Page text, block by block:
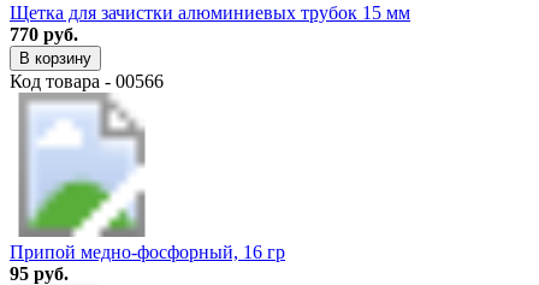
Щетка для зачистки алюминиевых трубок 15 мм
770 руб.
В корзину
Код товара - 00566
Припой медно-фосфорный, 16 гр
95 руб.